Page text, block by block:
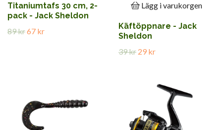
Titaniumtafs 30 cm, 2-
pack - Jack Sheldon
89 kr67 kr
Lägg i varukorgen
Käftöppnare - Jack
Sheldon
39 kr 29 kr